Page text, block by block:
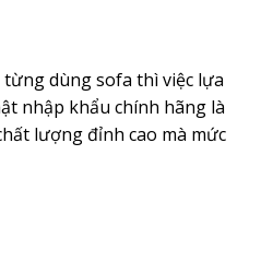
dùng sofa thì việc lựa
nhập khẩu chính hãng là
lượng đỉnh cao mà mức